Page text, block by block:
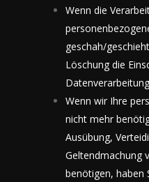
Wenn die
geschah/
Löschung die
Wenn wir Ihre
nicht mehr
Ausübung,
Geltendmachung
benötigen, haben